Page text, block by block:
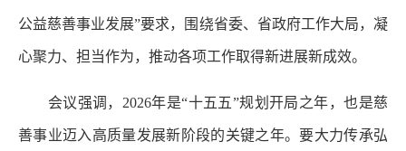
公益慈善事业发展”要求，围绕省委、省政府工作大局，凝
心聚力、担当作为，推动各项工作取得新进展新成效。
会议强调，2026年是“十五五”规划开局之年，也是慈
善事业迈入高质量发展新阶段的关键之年。要大力传承弘